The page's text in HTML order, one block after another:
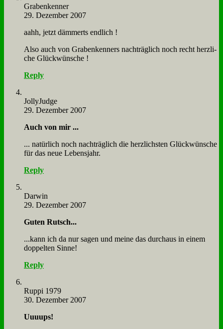
Gra­ben­ken­ner
29. Dezember 2007
aahh, jetzt däm­merts end­lich !
Al­so auch von Gra­ben­ken­ners nach­träg­lich noch recht herz­li­
che Glück­wün­sche !
Reply
Jol­ly­Judge
29. Dezember 2007
Auch von mir ...
... na­tür­lich noch nach­träg­lich die herz­lich­sten Glück­wün­sche
für das neue Le­bens­jahr.
Reply
Dar­win
29. Dezember 2007
Gu­ten Rutsch...
...kann ich da nur sa­gen und mei­ne das durch­aus in ei­nem
dop­pel­ten Sin­ne!
Reply
Rup­pi 1979
30. Dezember 2007
Uuuups!